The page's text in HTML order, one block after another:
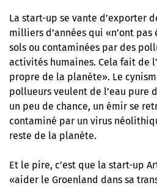
La start-up se vante d’exporter
milliers d’années qui «n’ont
sols ou contaminées par des
activités humaines. Cela fait de
propre de la planète». Le
pollueurs veulent de l’eau pure
un peu de chance, un émir se
contaminé par un virus
reste de la planète.
Et le pire, c’est que la start-up
«aider le Groenland dans sa